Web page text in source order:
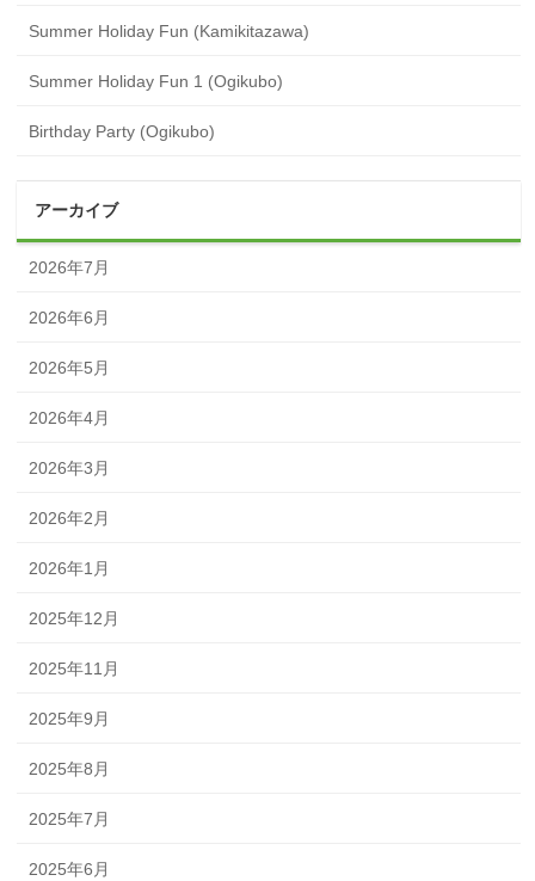
Summer Holiday Fun (Kamikitazawa)
Summer Holiday Fun 1 (Ogikubo)
Birthday Party (Ogikubo)
アーカイブ
2026年7月
2026年6月
2026年5月
2026年4月
2026年3月
2026年2月
2026年1月
2025年12月
2025年11月
2025年9月
2025年8月
2025年7月
2025年6月